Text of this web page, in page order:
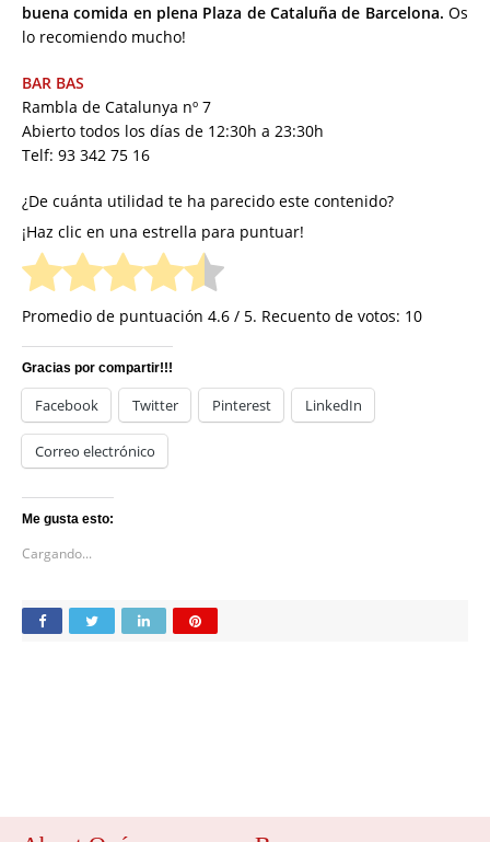
buena comida en plena Plaza de Cataluña de Barcelona. Os
lo recomiendo mucho!
BAR BAS
Rambla de Catalunya nº 7
Abierto todos los días de 12:30h a 23:30h
Telf: 93 342 75 16
¿De cuánta utilidad te ha parecido este contenido?
¡Haz clic en una estrella para puntuar!
Promedio de puntuación 4.6 / 5. Recuento de votos: 10
Gracias por compartir!!!
Facebook Twitter Pinterest LinkedIn
Correo electrónico
Me gusta esto:
Cargando...